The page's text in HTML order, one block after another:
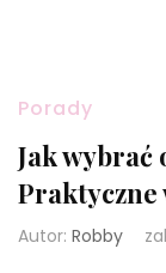
Porady
Jak wybrać
Autor: Robby